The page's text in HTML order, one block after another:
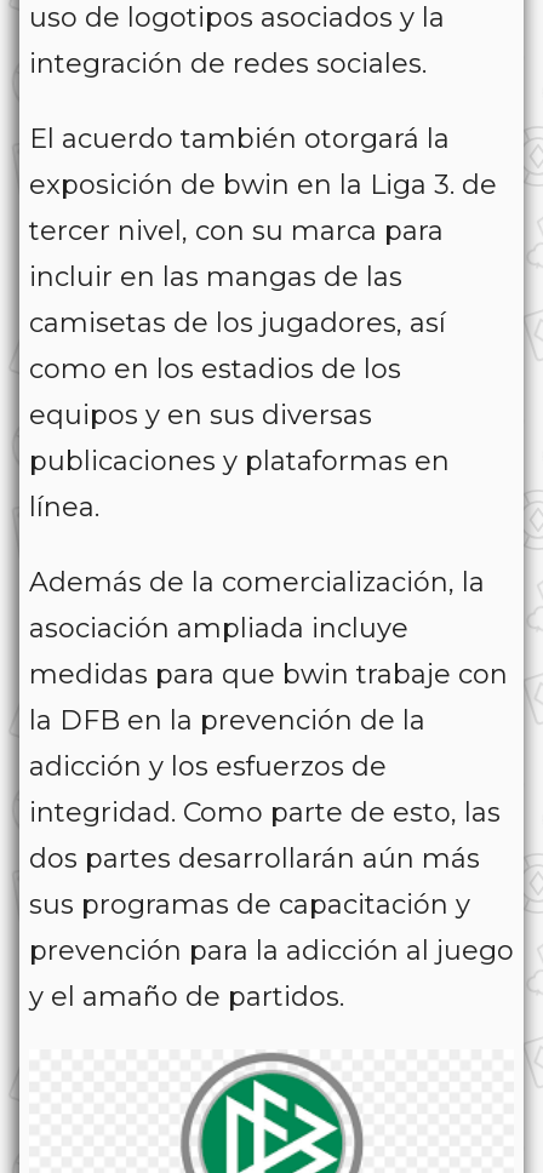
uso de logotipos asociados y la
integración de redes sociales.
El acuerdo también otorgará la
exposición de bwin en la Liga 3. de
tercer nivel, con su marca para
incluir en las mangas de las
camisetas de los jugadores, así
como en los estadios de los
equipos y en sus diversas
publicaciones y plataformas en
línea.
Además de la comercialización, la
asociación ampliada incluye
medidas para que bwin trabaje con
la DFB en la prevención de la
adicción y los esfuerzos de
integridad. Como parte de esto, las
dos partes desarrollarán aún más
sus programas de capacitación y
prevención para la adicción al juego
y el amaño de partidos.